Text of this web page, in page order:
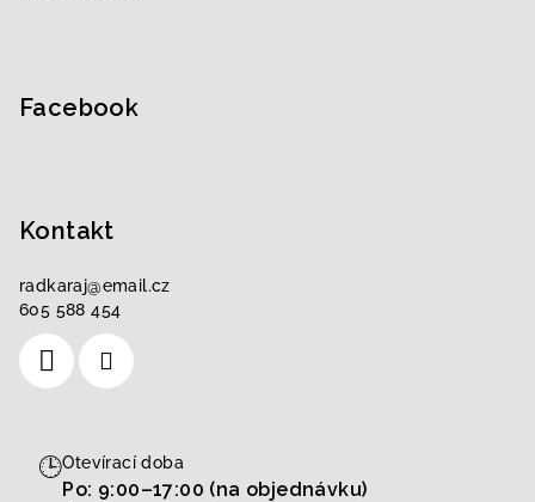
Facebook
Kontakt
radkaraj@email.cz
605 588 454
🕒Otevírací doba
Po: 9:00–17:00 (na objednávku)